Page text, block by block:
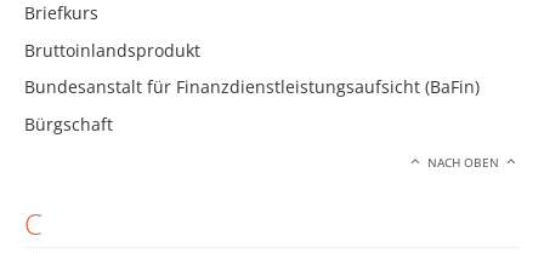
Briefkurs
Bruttoinlandsprodukt
Bundesanstalt für Finanzdienstleistungsaufsicht (BaFin)
Bürgschaft
NACH OBEN
C